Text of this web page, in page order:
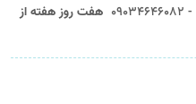
هفت روز هفته از